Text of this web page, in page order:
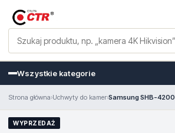
Wszystkie kategorie
Strona główna›Uchwyty do kamer›Samsung SHB-4200
WYPRZEDAŻ